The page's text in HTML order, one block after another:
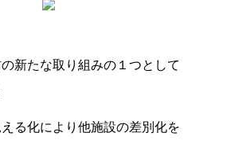
新たな取り組みの１つとして
る化により他施設の差別化を